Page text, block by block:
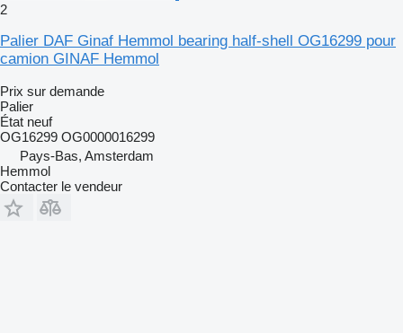
2
Palier DAF Ginaf Hemmol bearing half-shell OG16299 pour
camion GINAF Hemmol
Prix sur demande
Palier
État neuf
OG16299 OG0000016299
Pays-Bas, Amsterdam
Hemmol
Contacter le vendeur